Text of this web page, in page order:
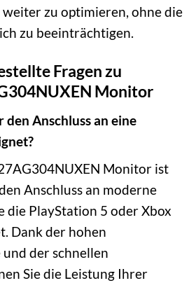
zu optimieren, ohne die
zu beeinträchtigen.
Fragen zu
Monitor
Anschluss an eine
Monitor ist
Anschluss an moderne
die PlayStation 5 oder Xbox
Dank der hohen
der schnellen
Sie die Leistung Ihrer